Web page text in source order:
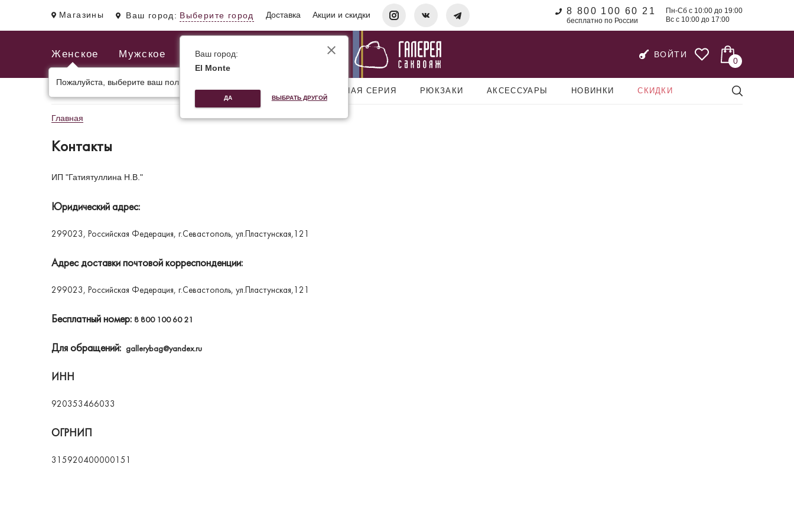
Магазины Ваш город: Выберите город Доставка Акции и скидки 8 800 100 60 21
бесплатно по России
Пн-Сб с 10:00 до 19:00
Вс с 10:00 до 17:00
Женское Мужское
Пожалуйста, выберите ваш пол.
ВОЙТИ
0
МУЖСКИЕ И ДЕЛОВЫЕ СУМКИ ДОРОЖНАЯ СЕРИЯ РЮКЗАКИ АКСЕССУАРЫ НОВИНКИ СКИДКИ
Главная
Контакты
ИП "Гатиятуллина Н.В."
Юридический адрес:
299023, Российская Федерация, г.Севастополь, ул.Пластунская,121
Адрес доставки почтовой корреспонденции:
299023, Российская Федерация, г.Севастополь, ул.Пластунская,121
Бесплатный номер: 8 800 100 60 21
Для обращений: gallerybag@yandex.ru
ИНН
920353466033
ОГРНИП
315920400000151
Ваш город:
El Monte
ДА ВЫБРАТЬ ДРУГОЙ